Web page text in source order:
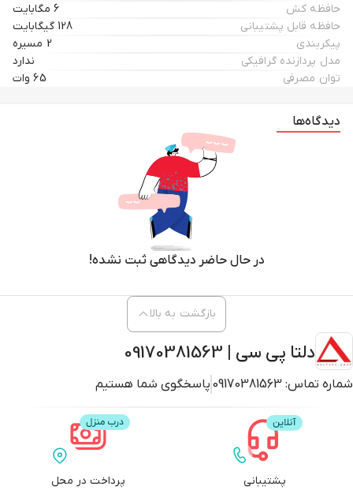
حافظه کش
6 مگابایت
حافظه قابل پشتیبانی
128 گیگابایت
پیکربندی
2 مسیره
مدل پردازنده گرافیکی
ندارد
توان مصرفی
65 وات
دیدگاه‌ها
در حال حاضر دیدگاهی ثبت نشده!
دلتا پی سی | 09170381563
شماره تماس: 09170381563 پاسخگوی شما هستیم
بازگشت به بالا
پشتیبانی پرداخت در محل